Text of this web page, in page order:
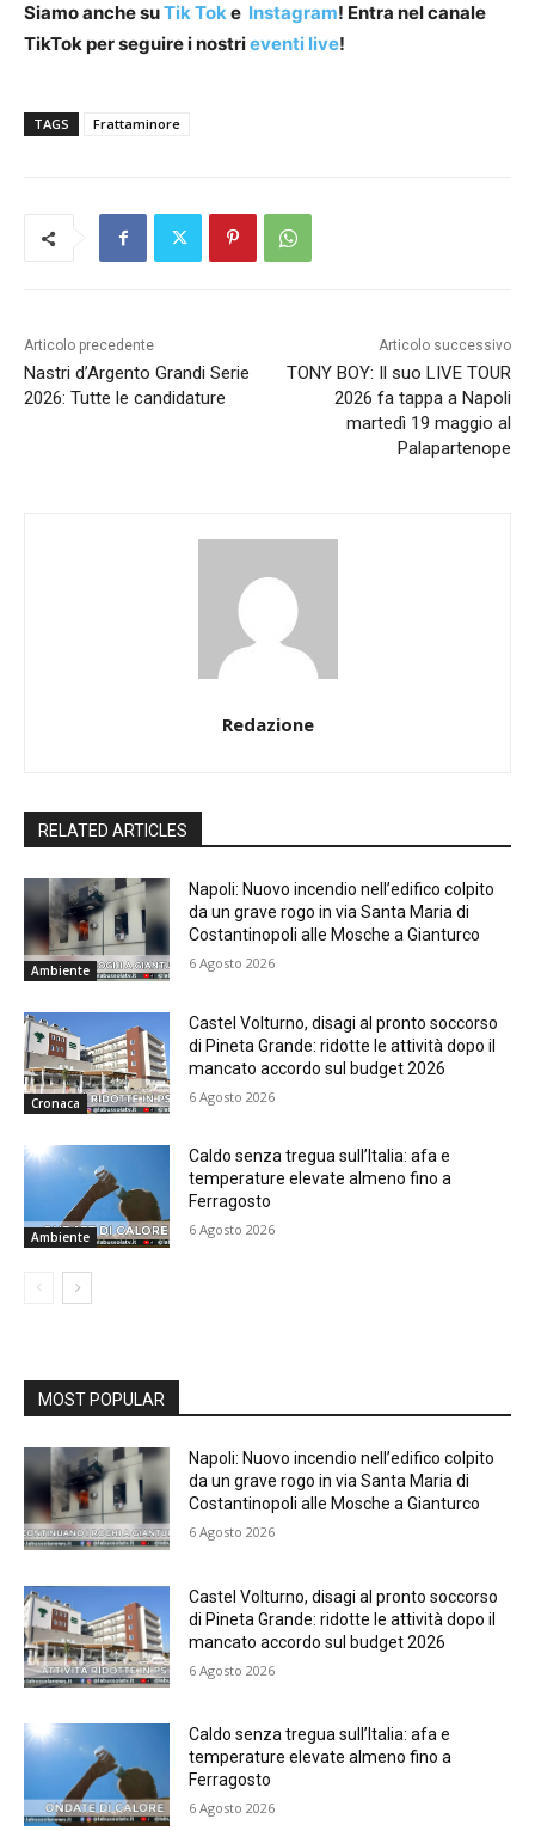
Siamo anche suTik Toke Instagram! Entra nel canale
TikTok per seguire i nostrieventi live!
TAGS Frattaminore
Articolo precedente
Nastri d’Argento Grandi Serie
2026: Tutte le candidature
Articolo successivo
TONY BOY: Il suo LIVE TOUR
2026 fa tappa a Napoli
martedì 19 maggio al
Palapartenope
Redazione
RELATED ARTICLES
Ambiente
Napoli: Nuovo incendio nell’edifico colpito
da un grave rogo in via Santa Maria di
Costantinopoli alle Mosche a Gianturco
6 Agosto 2026
Cronaca
Castel Volturno, disagi al pronto soccorso
di Pineta Grande: ridotte le attività dopo il
mancato accordo sul budget 2026
6 Agosto 2026
Ambiente
Caldo senza tregua sull’Italia: afa e
temperature elevate almeno fino a
Ferragosto
6 Agosto 2026
MOST POPULAR
Napoli: Nuovo incendio nell’edifico colpito
da un grave rogo in via Santa Maria di
Costantinopoli alle Mosche a Gianturco
6 Agosto 2026
Castel Volturno, disagi al pronto soccorso
di Pineta Grande: ridotte le attività dopo il
mancato accordo sul budget 2026
6 Agosto 2026
Caldo senza tregua sull’Italia: afa e
temperature elevate almeno fino a
Ferragosto
6 Agosto 2026